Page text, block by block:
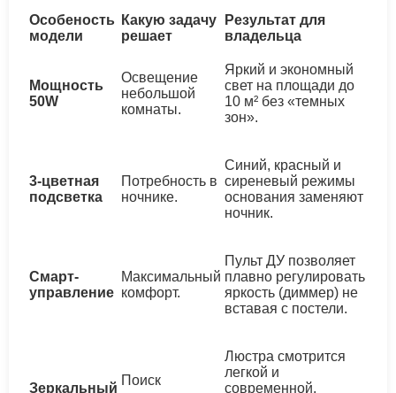
Особеность
модели
Какую задачу
решает
Результат для
владельца
Мощность
50W
Освещение
небольшой
комнаты.
Яркий и экономный
свет на площади до
10 м² без «темных
зон».
3-цветная
подсветка
Потребность в
ночнике.
Синий, красный и
сиреневый режимы
основания заменяют
ночник.
Смарт-
управление
Максимальный
комфорт.
Пульт ДУ позволяет
плавно регулировать
яркость (диммер) не
вставая с постели.
Зеркальный
Поиск
Люстра смотрится
легкой и
современной,